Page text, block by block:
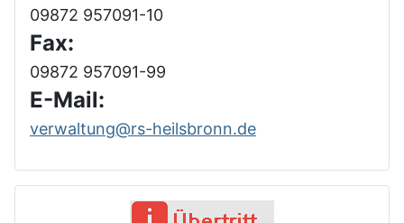
09872 957091-10
Fax:
09872 957091-99
E-Mail:
verwaltung@rs-heilsbronn.de